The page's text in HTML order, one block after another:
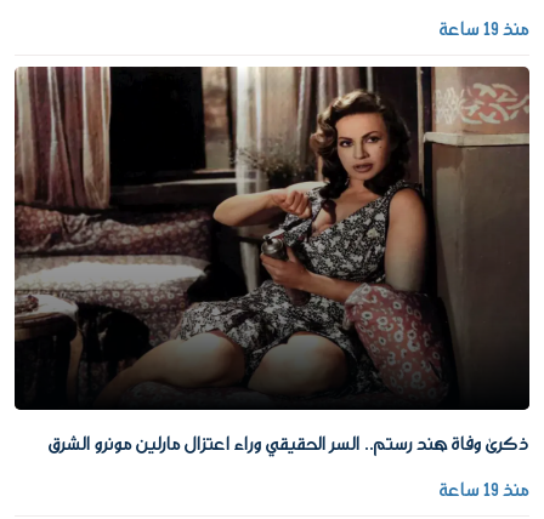
منذ 19 ساعة
ذكرى وفاة هند رستم.. السر الحقيقي وراء اعتزال مارلين مونرو الشرق
منذ 19 ساعة